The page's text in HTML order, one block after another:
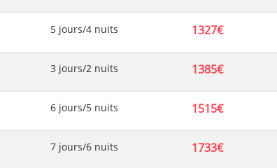
5 jours/4 nuits 1327€
3 jours/2 nuits 1385€
6 jours/5 nuits 1515€
7 jours/6 nuits 1733€